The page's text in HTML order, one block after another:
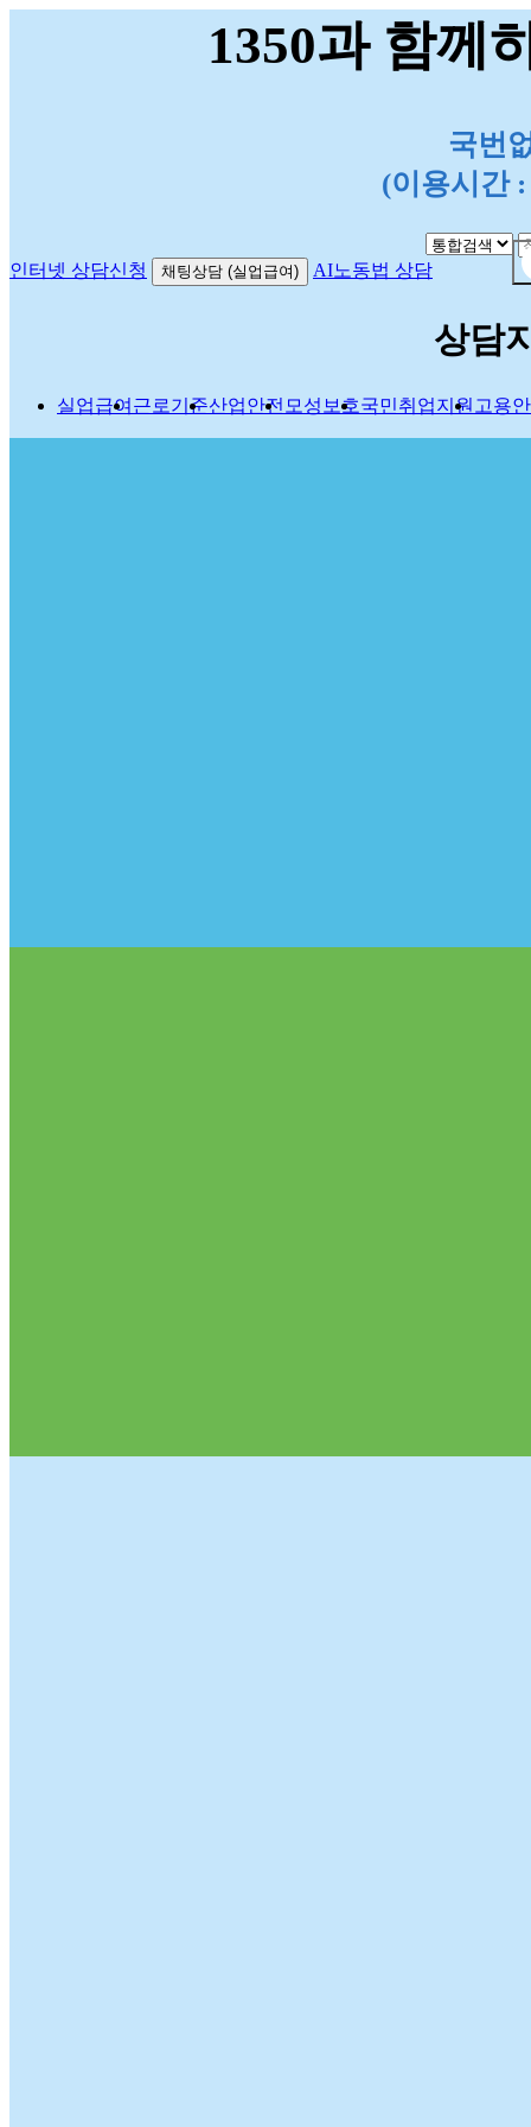
1350과 함께
국번
(이용시간
인터넷 상담신청 채팅상담 (실업급여) AI노동법 상담
상담
실업급여 근로기준산업안전 모성보호국민취업지원 고용